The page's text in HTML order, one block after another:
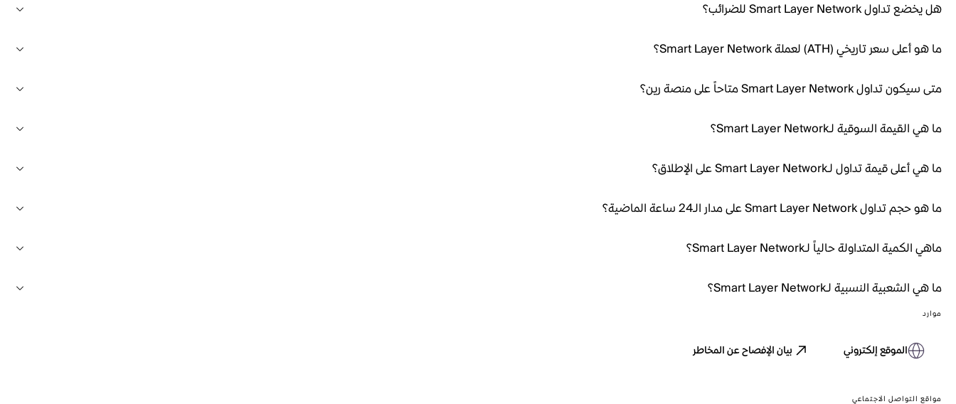
هل يخضع تداول Smart Layer Network للضرائب؟
ما هو أعلى سعر تاريخي (ATH) لعملة Smart Layer Network؟
متى سيكون تداول Smart Layer Network متاحاً على منصة رين؟
ما هي القيمة السوقية لـSmart Layer Network؟
ما هي أعلى قيمة تداول لـSmart Layer Network على الإطلاق؟
ما هو حجم تداول Smart Layer Network على مدار الـ24 ساعة الماضية؟
ماهي الكمية المتداولة حالياً لـSmart Layer Network؟
ما هي الشعبية النسبية لـSmart Layer Network؟
موارد
الموقع إلكتروني بيان الإفصاح عن المخاطر
مواقع التواصل الاجتماعي